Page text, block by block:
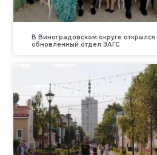
В Виноградовском округе открылся
обновленный отдел ЗАГС